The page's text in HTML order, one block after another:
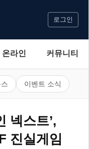
로그인
온라인 커뮤니티
이벤트 소식
넥스트’,
진실게임